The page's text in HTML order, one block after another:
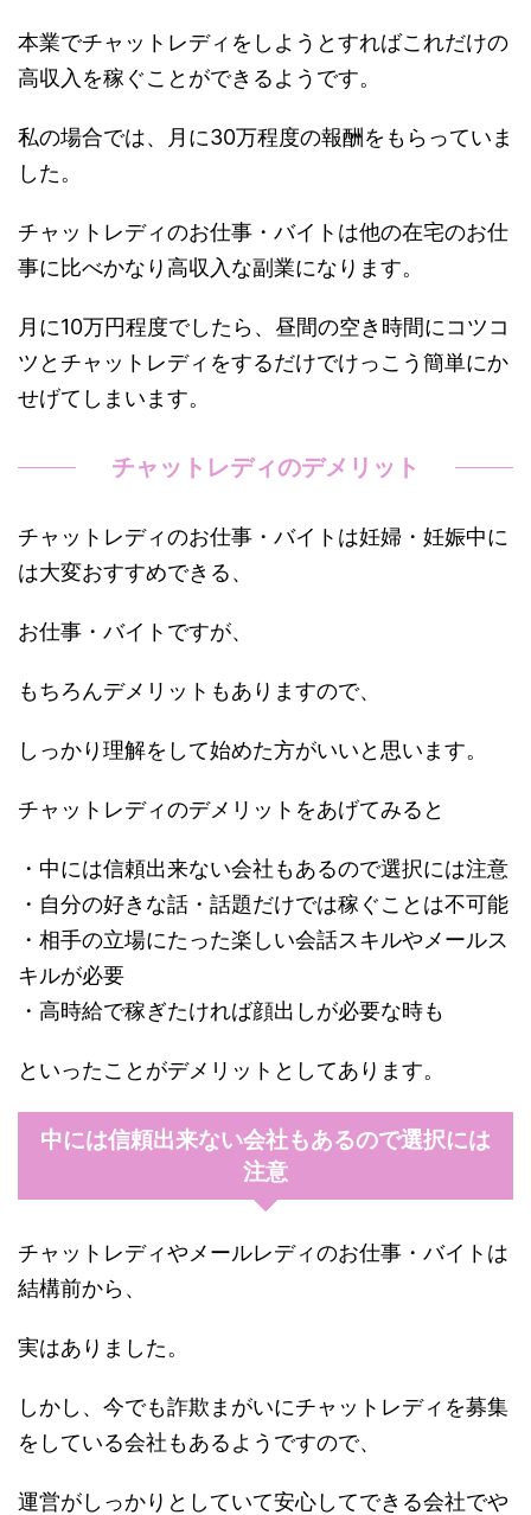
本業でチャットレディをしようとすればこれだけの
高収入を稼ぐことができるようです。
私の場合では、月に30万程度の報酬をもらっていま
した。
チャットレディのお仕事・バイトは他の在宅のお仕
事に比べかなり高収入な副業になります。
月に10万円程度でしたら、昼間の空き時間にコツコ
ツとチャットレディをするだけでけっこう簡単にか
せげてしまいます。
チャットレディのデメリット
チャットレディのお仕事・バイトは妊婦・妊娠中に
は大変おすすめできる、
お仕事・バイトですが、
もちろんデメリットもありますので、
しっかり理解をして始めた方がいいと思います。
チャットレディのデメリットをあげてみると
・中には信頼出来ない会社もあるので選択には注意
・自分の好きな話・話題だけでは稼ぐことは不可能
・相手の立場にたった楽しい会話スキルやメールス
キルが必要
・高時給で稼ぎたければ顔出しが必要な時も
といったことがデメリットとしてあります。
中には信頼出来ない会社もあるので選択には
注意
チャットレディやメールレディのお仕事・バイトは
結構前から、
実はありました。
しかし、今でも詐欺まがいにチャットレディを募集
をしている会社もあるようですので、
運営がしっかりとしていて安心してできる会社でや